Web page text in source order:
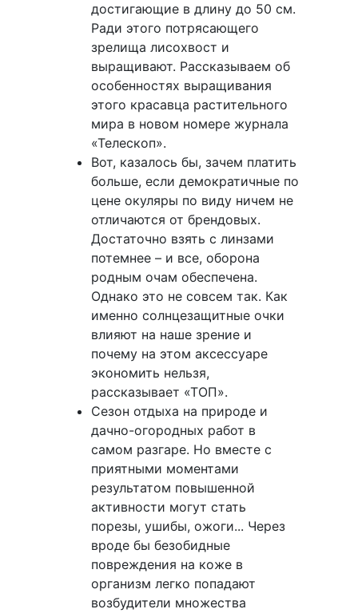
достигающие в длину до 50 см.
Ради этого потрясающего
зрелища лисохвост и
выращивают. Рассказываем об
особенностях выращивания
этого красавца растительного
мира в новом номере журнала
«Телескоп».
Вот, казалось бы, зачем платить
больше, если демократичные по
цене окуляры по виду ничем не
отличаются от брендовых.
Достаточно взять с линзами
потемнее – и все, оборона
родным очам обеспечена.
Однако это не совсем так. Как
именно солнцезащитные очки
влияют на наше зрение и
почему на этом аксессуаре
экономить нельзя,
рассказывает «ТОП».
Сезон отдыха на природе и
дачно-огородных работ в
самом разгаре. Но вместе с
приятными моментами
результатом повышенной
активности могут стать
порезы, ушибы, ожоги... Через
вроде бы безобидные
повреждения на коже в
организм легко попадают
возбудители множества